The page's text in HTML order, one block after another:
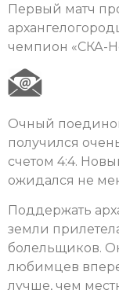
Первый матч
чемпион «СКА-
Очный
получился
счетом 4:4.
ожидался не
Поддержать
земли
болельщиков.
любимцев
лучше, чем